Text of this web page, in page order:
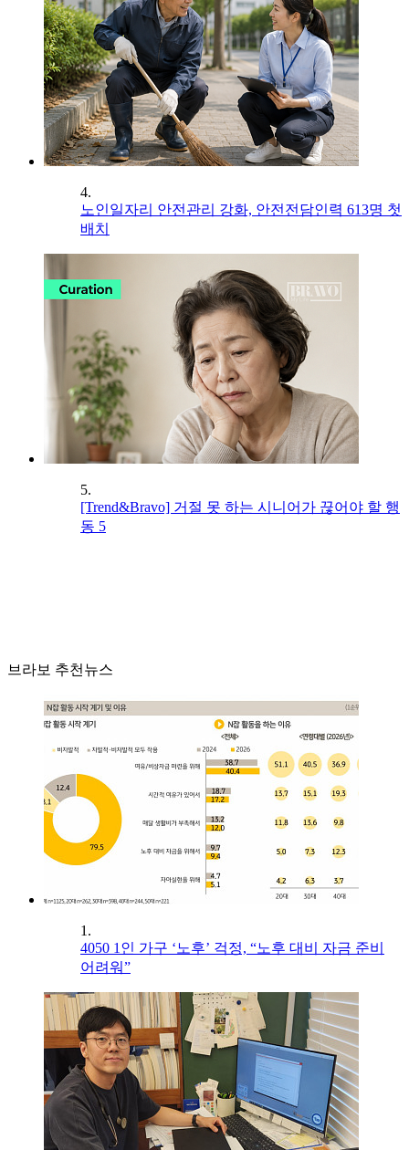
4.
노인일자리 안전관리 강화, 안전전담인력 613명 첫
배치
5.
[Trend&Bravo] 거절 못 하는 시니어가 끊어야 할 행
동 5
브라보 추천뉴스
1.
4050 1인 가구 ‘노후’ 걱정, “노후 대비 자금 준비
어려워”